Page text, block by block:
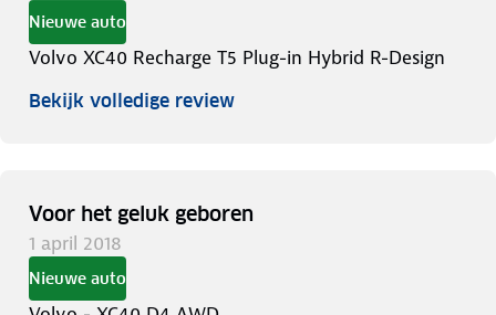
Nieuwe auto
Volvo XC40 Recharge T5 Plug-in Hybrid R-Design
Bekijk volledige review
Voor het geluk geboren
1 april 2018
Nieuwe auto